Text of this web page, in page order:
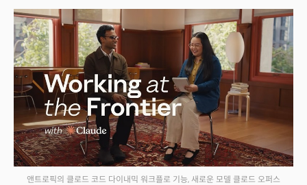
앤트로픽의 클로드 코드 다이내믹 워크플로 기능, 새로운 모델 클로드 오퍼스